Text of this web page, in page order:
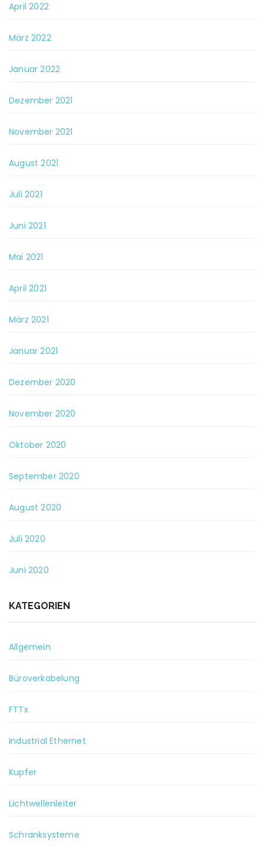
April 2022
März 2022
Januar 2022
Dezember 2021
November 2021
August 2021
Juli 2021
Juni 2021
Mai 2021
April 2021
März 2021
Januar 2021
Dezember 2020
November 2020
Oktober 2020
September 2020
August 2020
Juli 2020
Juni 2020
KATEGORIEN
Allgemein
Büroverkabelung
FTTx
Industrial Ethernet
Kupfer
Lichtwellenleiter
Schranksysteme